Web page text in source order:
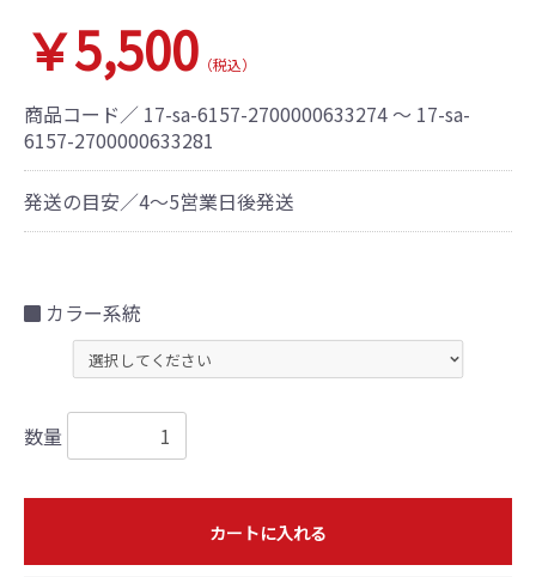
￥5,500 （税込）
商品コード／ 17-sa-6157-2700000633274 ～ 17-sa-
6157-2700000633281
発送の目安／4～5営業日後発送
カラー系統
数量
カートに入れる